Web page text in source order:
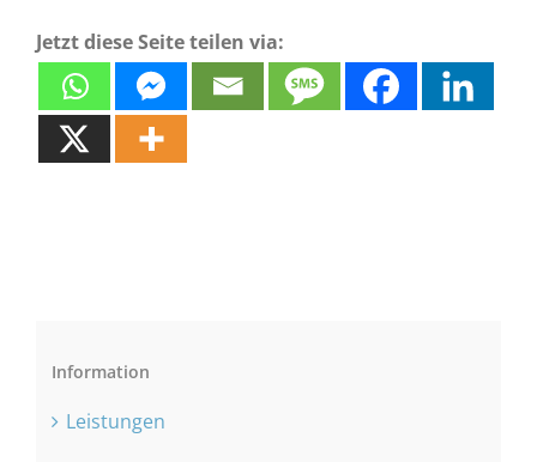
Jetzt diese Seite teilen via:
Information
Leistungen